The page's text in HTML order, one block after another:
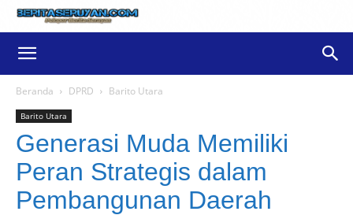
Beranda DPRD Barito Utara
Barito Utara
Generasi Muda Memiliki
Peran Strategis dalam
Pembangunan Daerah